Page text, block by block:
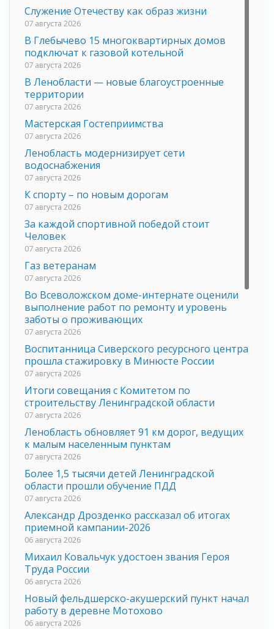
Служение Отечеству как образ жизни
07 августа 2026
В Глебычево 15 многоквартирных домов
подключат к газовой котельной
07 августа 2026
В Ленобласти — новые благоустроенные
территории
07 августа 2026
Мастерская Гостеприимства
07 августа 2026
Ленобласть модернизирует сети
водоснабжения
07 августа 2026
К спорту – по новым дорогам
07 августа 2026
За каждой спортивной победой стоит
Человек
07 августа 2026
Газ ветеранам
07 августа 2026
Во Всеволожском доме-интернате оценили
выполнение работ по ремонту и уровень
заботы о проживающих
07 августа 2026
Воспитанница Сиверского ресурсного центра
прошла стажировку в Минюсте России
07 августа 2026
Итоги совещания с Комитетом по
строительству Ленинградской области
07 августа 2026
Ленобласть обновляет 91 км дорог, ведущих
к малым населенным пунктам
07 августа 2026
Более 1,5 тысячи детей Ленинградской
области прошли обучение ПДД
07 августа 2026
Александр Дрозденко рассказал об итогах
приемной кампании-2026
06 августа 2026
Михаил Ковальчук удостоен звания Героя
Труда России
06 августа 2026
Новый фельдшерско-акушерский пункт начал
работу в деревне Мотохово
06 августа 2026